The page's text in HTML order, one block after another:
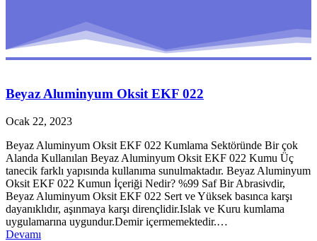
Beyaz Aluminyum Oksit EKF 022
Ocak 22, 2023
Beyaz Aluminyum Oksit EKF 022 Kumlama Sektöründe Bir çok
Alanda Kullanılan Beyaz Aluminyum Oksit EKF 022 Kumu Üç
tanecik farklı yapısında kullanıma sunulmaktadır. Beyaz Aluminyum
Oksit EKF 022 Kumun İçeriği Nedir? %99 Saf Bir Abrasivdir,
Beyaz Aluminyum Oksit EKF 022 Sert ve Yüksek basınca karşı
dayanıklıdır, aşınmaya karşı dirençlidir.Islak ve Kuru kumlama
uygulamarına uygundur.Demir içermemektedir.…
Devamı